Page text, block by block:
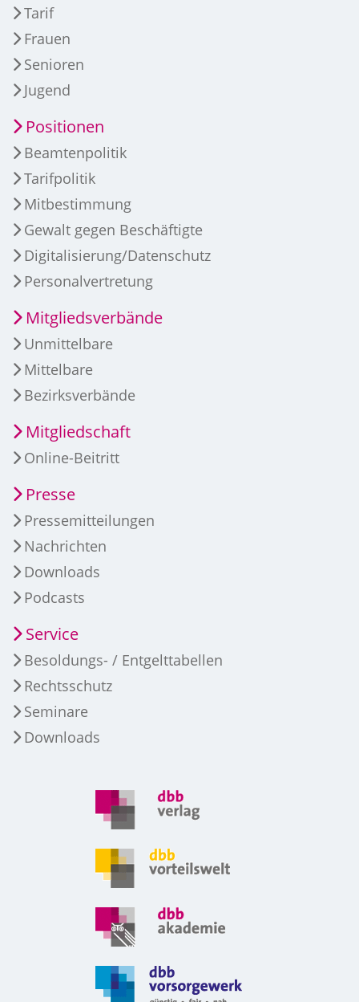
Tarif
Frauen
Senioren
Jugend
Positionen
Beamtenpolitik
Tarifpolitik
Mitbestimmung
Gewalt gegen Beschäftigte
Digitalisierung/Datenschutz
Personalvertretung
Mitgliedsverbände
Unmittelbare
Mittelbare
Bezirksverbände
Mitgliedschaft
Online-Beitritt
Presse
Pressemitteilungen
Nachrichten
Downloads
Podcasts
Service
Besoldungs- / Entgelttabellen
Rechtsschutz
Seminare
Downloads